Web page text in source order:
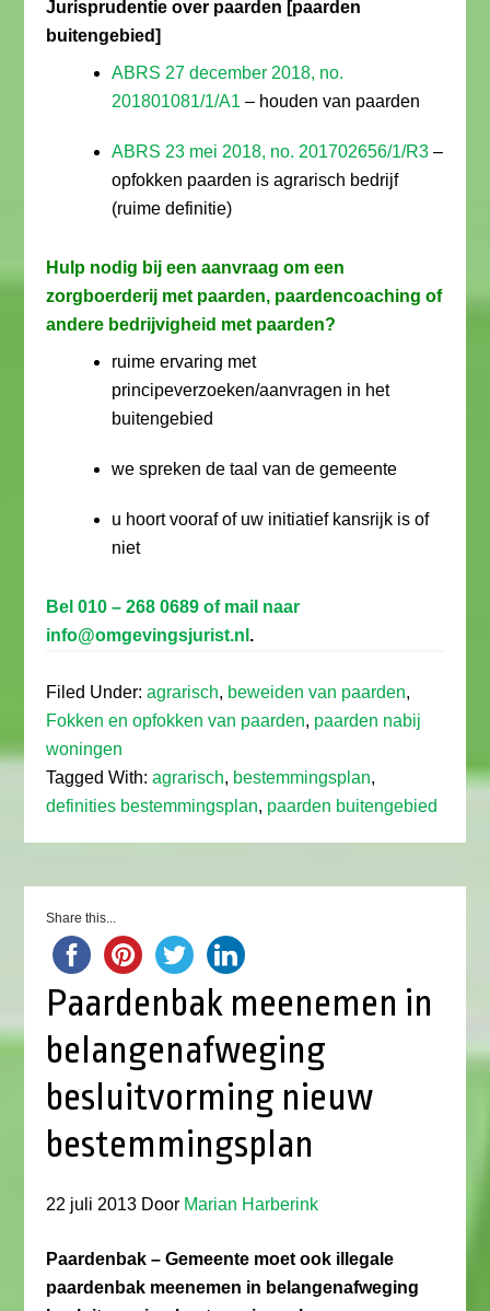
Jurisprudentie over paarden [paarden
buitengebied]
ABRS 27 december 2018, no.
201801081/1/A1 – houden van paarden
ABRS 23 mei 2018, no. 201702656/1/R3 –
opfokken paarden is agrarisch bedrijf
(ruime definitie)
Hulp nodig bij een aanvraag om een
zorgboerderij met paarden, paardencoaching of
andere bedrijvigheid met paarden?
ruime ervaring met
principeverzoeken/aanvragen in het
buitengebied
we spreken de taal van de gemeente
u hoort vooraf of uw initiatief kansrijk is of
niet
Bel 010 – 268 0689 of mail naar
info@omgevingsjurist.nl .
Filed Under:agrarisch, beweiden van paarden,
Fokken en opfokken van paarden, paarden nabij
woningen
Tagged With:agrarisch, bestemmingsplan,
definities bestemmingsplan, paarden buitengebied
Share this...
Paardenbak meenemen in
belangenafweging
besluitvorming nieuw
bestemmingsplan
22 juli 2013 Door Marian Harberink
Paardenbak – Gemeente moet ook illegale
paardenbak meenemen in belangenafweging